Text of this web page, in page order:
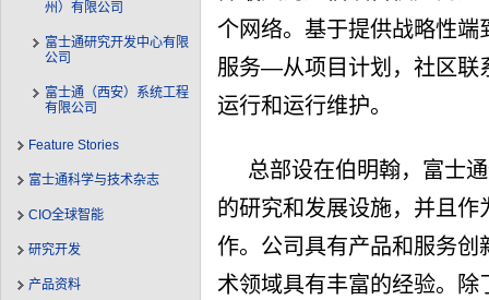
州）有限公司
富士通研究开发中心有限
公司
富士通（西安）系统工程
有限公司
Feature Stories
富士通科学与技术杂志
CIO全球智能
研究开发
产品资料
个网络。基于提供战略性
服务—从项目计划，社区联
运行和运行维护。
总部设在伯明翰，富士
的研究和发展设施，并且
作。公司具有产品和服务
术领域具有丰富的经验。